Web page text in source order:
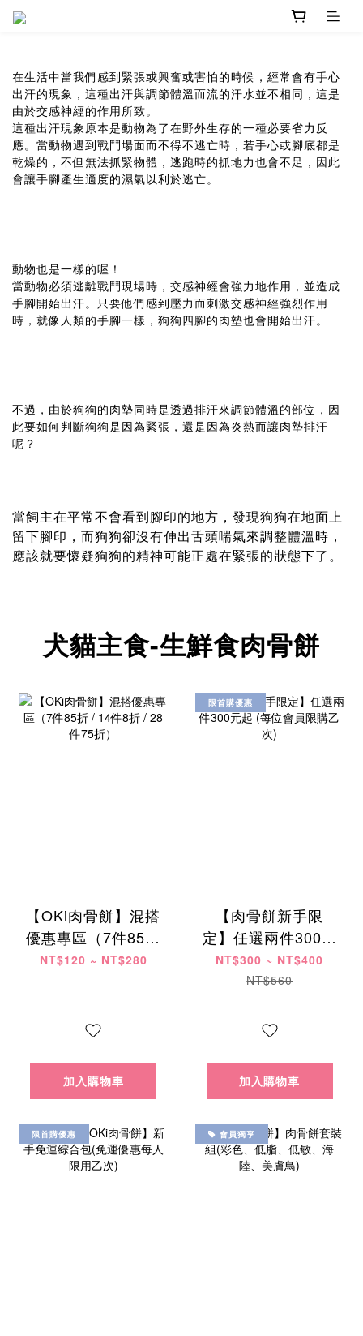
在生活中當我們感到緊張或興奮或害怕的時候，經常會有手心
出汗的現象，這種出汗與調節體溫而流的汗水並不相同，這是
由於交感神經的作用所致。
這種出汗現象原本是動物為了在野外生存的一種必要省力反
應。當動物遇到戰鬥場面而不得不逃亡時，若手心或腳底都是
乾燥的，不但無法抓緊物體，逃跑時的抓地力也會不足，因此
會讓手腳產生適度的濕氣以利於逃亡。
動物也是一樣的喔！
當動物必須逃離戰鬥現場時，交感神經會強力地作用，並造成
手腳開始出汗。只要他們感到壓力而刺激交感神經強烈作用
時，就像人類的手腳一樣，狗狗四腳的肉墊也會開始出汗。
不過，由於狗狗的肉墊同時是透過排汗來調節體溫的部位，因
此要如何判斷狗狗是因為緊張，還是因為炎熱而讓肉墊排汗
呢？
當飼主在平常不會看到腳印的地方，發現狗狗在地面上
留下腳印，而狗狗卻沒有伸出舌頭喘氣來調整體溫時，
應該就要懷疑狗狗的精神可能正處在緊張的狀態下了。
犬貓主食-生鮮食肉骨餅
【OKi肉骨餅】混搭
優惠專區（7件85折
/ 14件8折 / 28件75
NT$120 ~ NT$280
加入購物車
限首購優惠
【肉骨餅新手限
定】任選兩件300元
起 (每位會員限購乙
次)
NT$300 ~ NT$400
NT$560
加入購物車
限首購優惠 會員獨享